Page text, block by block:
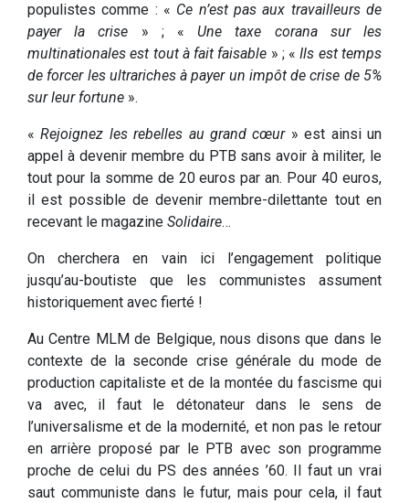
populistes comme : « Ce n’est pas aux travailleurs de
payer la crise » ; « Une taxe corana sur les
multinationales est tout à fait faisable » ; «Ils est temps
de forcer les ultrariches à payer un impôt de crise de 5%
sur leur fortune ».
«Rejoignez les rebelles au grand cœur» est ainsi un
appel à devenir membre du PTB sans avoir à militer, le
tout pour la somme de 20 euros par an. Pour 40 euros,
il est possible de devenir membre-dilettante tout en
recevant le magazine Solidaire…
On cherchera en vain ici l’engagement politique
jusqu’au-boutiste que les communistes assument
historiquement avec fierté !
Au Centre MLM de Belgique, nous disons que dans le
contexte de la seconde crise générale du mode de
production capitaliste et de la montée du fascisme qui
va avec, il faut le détonateur dans le sens de
l’universalisme et de la modernité, et non pas le retour
en arrière proposé par le PTB avec son programme
proche de celui du PS des années ’60. Il faut un vrai
saut communiste dans le futur, mais pour cela, il faut